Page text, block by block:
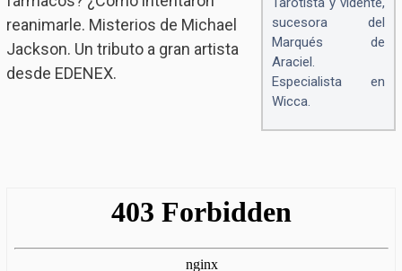
sucesora del
Marqués de
Araciel.
Especialista en
Wicca.
reanimarle. Misterios de Michael
Jackson. Un tributo a gran artista
desde EDENEX.